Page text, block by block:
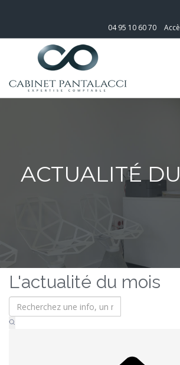
04 95 10 60 70
ACTUALITÉ
L'actualité du mois